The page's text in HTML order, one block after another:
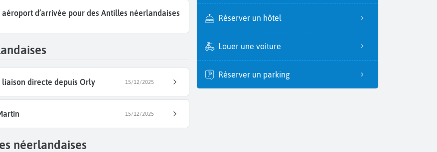
d’arrivée pour des Antilles néerlandaises
liaison directe depuis Orly 15/12/2025
15/12/2025
néerlandaises
Réserver un hôtel
Louer une voiture
Réserver un parking